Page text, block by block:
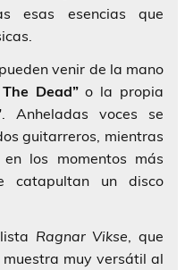
esas esencias que
pueden venir de la mano
Dead”o la propia
. Anheladas voces se
guitarreros, mientras
los momentos más
catapultan un disco
Ragnar Vikse , que
muy versátil al